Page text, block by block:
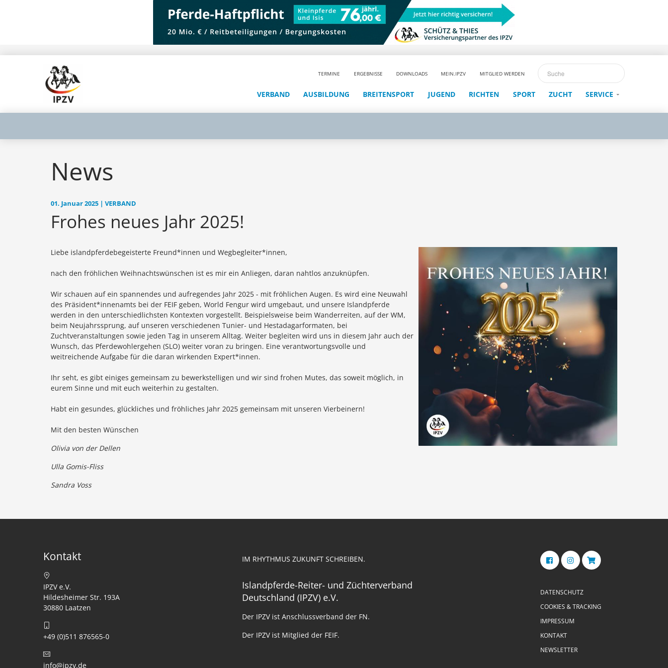
TERMINE ERGEBNISSE DOWNLOADS MEIN.IPZV MITGLIED WERDEN
VERBAND AUSBILDUNG BREITENSPORT JUGEND RICHTEN SPORT ZUCHT SERVICE
News
01. Januar 2025 | VERBAND
Frohes neues Jahr 2025!
Liebe islandpferdebegeisterte Freund*innen und Wegbegleiter*innen,
nach den fröhlichen Weihnachtswünschen ist es mir ein Anliegen, daran nahtlos anzuknüpfen.
Wir schauen auf ein spannendes und aufregendes Jahr 2025 - mit fröhlichen Augen. Es wird eine Neuwahl
des Präsident*innenamts bei der FEIF geben, World Fengur wird umgebaut, und unsere Islandpferde
werden in den unterschiedlichsten Kontexten vorgestellt. Beispielsweise beim Wanderreiten, auf der WM,
beim Neujahrssprung, auf unseren verschiedenen Tunier- und Hestadagarformaten, bei
Zuchtveranstaltungen sowie jeden Tag in unserem Alltag. Weiter begleiten wird uns in diesem Jahr auch der
Wunsch, das Pferdewohlergehen (SLO) weiter voran zu bringen. Eine verantwortungsvolle und
weitreichende Aufgabe für die daran wirkenden Expert*innen.
Ihr seht, es gibt einiges gemeinsam zu bewerkstelligen und wir sind frohen Mutes, das soweit möglich, in
eurem Sinne und mit euch weiterhin zu gestalten.
Habt ein gesundes, glückliches und fröhliches Jahr 2025 gemeinsam mit unseren Vierbeinern!
Mit den besten Wünschen
Olivia von der Dellen
Ulla Gomis-Fliss
Sandra Voss
Kontakt
IPZV e.V.
Hildesheimer Str. 193A
30880 Laatzen
+49 (0)511 876565-0
info@ipzv.de
IM RHYTHMUS ZUKUNFT SCHREIBEN.
Islandpferde-Reiter- und Züchterverband
Deutschland (IPZV) e.V.
Der IPZV ist Anschlussverband der FN.
Der IPZV ist Mitglied der FEIF.
DATENSCHUTZ
COOKIES & TRACKING
IMPRESSUM
KONTAKT
NEWSLETTER